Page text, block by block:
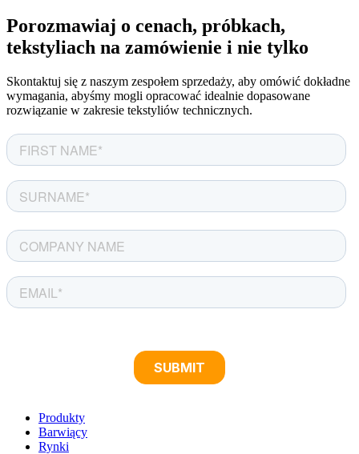
Porozmawiaj o cenach, próbkach,
tekstyliach na zamówienie i nie tylko
Skontaktuj się z naszym zespołem sprzedaży, aby omówić dokładne
wymagania, abyśmy mogli opracować idealnie dopasowane
rozwiązanie w zakresie tekstyliów technicznych.
Produkty
Barwiący
Rynki